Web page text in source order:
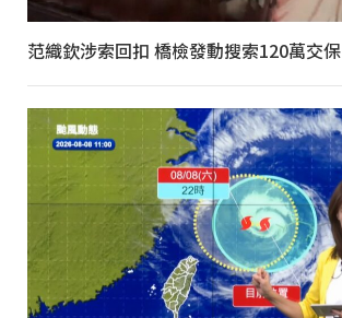
范織欽涉索回扣 橋檢發動搜索120萬交保